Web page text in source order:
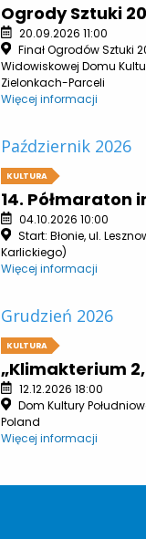
Ogrody Sztuki
20.09.2026 11:00
Finał Ogrodów Sztuki
Widowiskowej Domu
Zielonkach-Parceli
Więcej informacji
Październik 2026
KULTURA
14. Półmaraton
04.10.2026 10:00
Start: Błonie, ul.
Karlickiego)
Więcej informacji
Grudzień 2026
KULTURA
„Klimakterium
12.12.2026 18:00
Dom Kultury
Poland
Więcej informacji